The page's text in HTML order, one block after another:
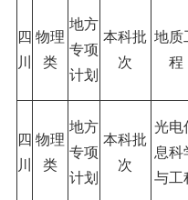
四
川
物理
类
地方
专项
计划
本科批
次
地质
程
四
川
物理
类
地方
专项
计划
本科批
次
光电
息科
与工